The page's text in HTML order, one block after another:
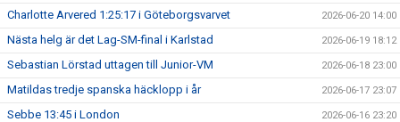
Charlotte Arvered 1:25:17 i Göteborgsvarvet 2026-06-20 14:00
Nästa helg är det Lag-SM-final i Karlstad 2026-06-19 18:12
Sebastian Lörstad uttagen till Junior-VM 2026-06-18 23:00
Matildas tredje spanska häcklopp i år 2026-06-17 23:07
Sebbe 13:45 i London 2026-06-16 23:20